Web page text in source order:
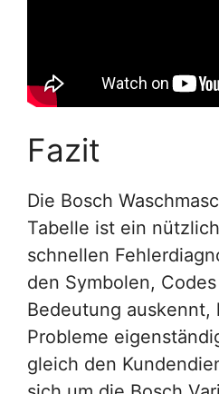
Fazit
Die Bosch
Tabelle ist ein
schnellen
den Symbolen,
Bedeutung auskennt,
Probleme
gleich den